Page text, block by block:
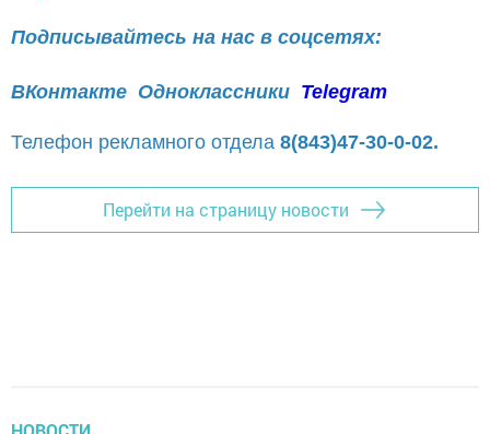
Подписывайтесь на нас в соцсетях:
ВКонтакте Одноклассники Telegram
Телефон рекламного отдела 8(843)47-30-0-02.
Перейти на страницу новости